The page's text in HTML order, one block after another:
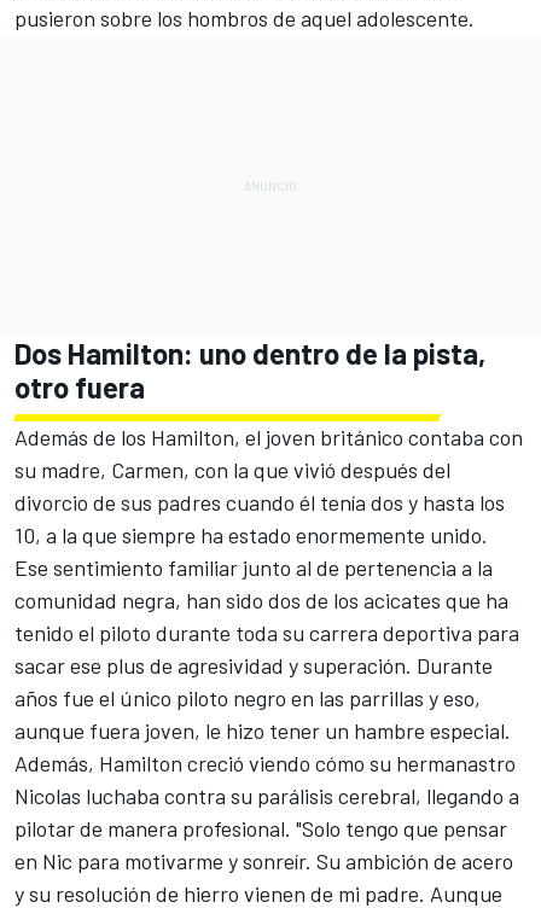
pusieron sobre los hombros de aquel adolescente.
Dos Hamilton: uno dentro de la pista,
otro fuera
Además de los Hamilton, el joven británico contaba con
su madre, Carmen, con la que vivió después del
divorcio de sus padres cuando él tenía dos y hasta los
10, a la que siempre ha estado enormemente unido.
Ese sentimiento familiar junto al de pertenencia a la
comunidad negra, han sido dos de los acicates que ha
tenido el piloto durante toda su carrera deportiva para
sacar ese plus de agresividad y superación. Durante
años fue el único piloto negro en las parrillas y eso,
aunque fuera joven, le hizo tener un hambre especial.
Además, Hamilton creció viendo cómo su hermanastro
Nicolas luchaba contra su parálisis cerebral, llegando a
pilotar de manera profesional. "Solo tengo que pensar
en Nic para motivarme y sonreír. Su ambición de acero
y su resolución de hierro vienen de mi padre. Aunque